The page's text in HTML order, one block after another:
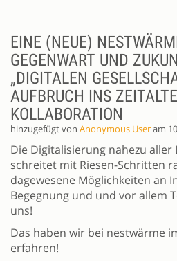
EINE (NEUE)
GEGENWART UND
„DIGITALEN
AUFBRUCH INS
KOLLABORATION
hinzugefügt von Anonymous Useram
Die Digitalisierung nahezu aller
schreitet mit Riesen-Schritten
dagewesene Möglichkeiten an
Begegnung und und vor allem
uns!
Das haben wir bei nestwärme
erfahren!